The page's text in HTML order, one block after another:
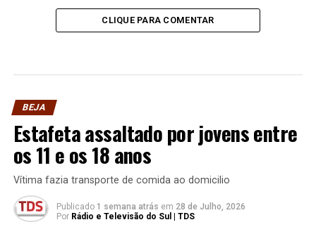
CLIQUE PARA COMENTAR
BEJA
Estafeta assaltado por jovens entre
os 11 e os 18 anos
Vítima fazia transporte de comida ao domicilio
Publicado 1 semana atrás em 28 de Julho, 2026
Por Rádio e Televisão do Sul | TDS